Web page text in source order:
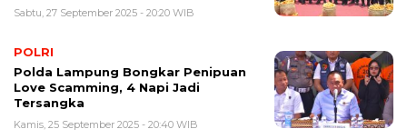
Sabtu, 27 September 2025 - 20:20 WIB
POLRI
Polda Lampung Bongkar Penipuan
Love Scamming, 4 Napi Jadi
Tersangka
Kamis, 25 September 2025 - 20:40 WIB